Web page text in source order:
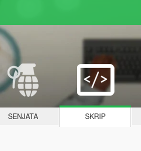
SENJATA SKRIP